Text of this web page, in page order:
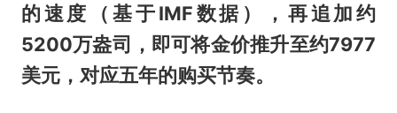
的速度（基于IMF数据），再追加约
5200万盎司，即可将金价推升至约7977
美元，对应五年的购买节奏。